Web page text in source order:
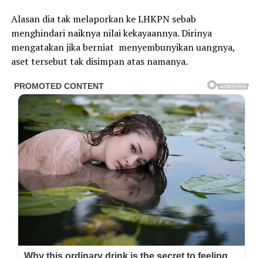
Alasan dia tak melaporkan ke LHKPN sebab
menghindari naiknya nilai kekayaannya. Dirinya
mengatakan jika berniat menyembunyikan uangnya,
aset tersebut tak disimpan atas namanya.